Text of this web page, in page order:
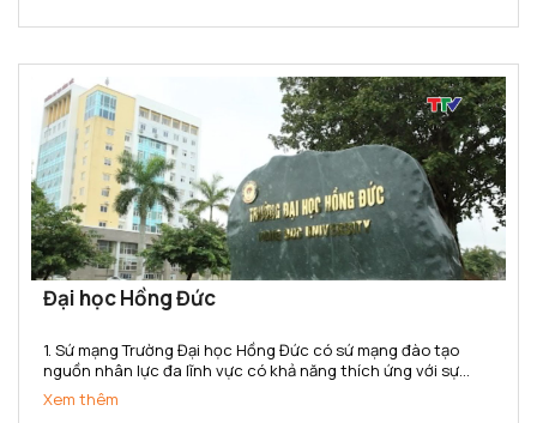
Đại học Hồng Đức
1. Sứ mạng Trường Đại học Hồng Đức có sứ mạng đào tạo
nguồn nhân lực đa lĩnh vực có khả năng thích ứng với sự
thay đổi của thị trường lao động; nghiên cứu khoa học,
chuyển giao công nghệ phục vụ sự phát triển kinh tế - xã...
Xem thêm